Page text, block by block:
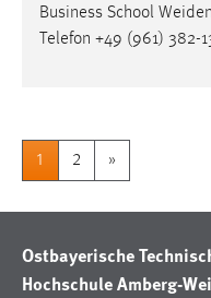
Business School
Telefon +49 (961) 382-
1 2 »
Ostbayerische
Hochschule Amberg-